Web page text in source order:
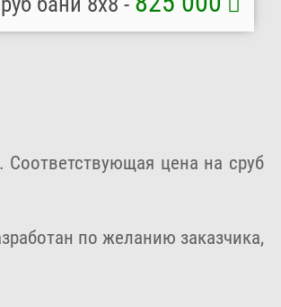
Соответствующая цена на сруб
по желанию заказчика,